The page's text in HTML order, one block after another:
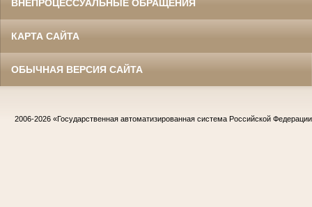
ВНЕПРОЦЕССУАЛЬНЫЕ ОБРАЩЕНИЯ
КАРТА САЙТА
ОБЫЧНАЯ ВЕРСИЯ САЙТА
2006-2026 «Государственная автоматизированная система Российской